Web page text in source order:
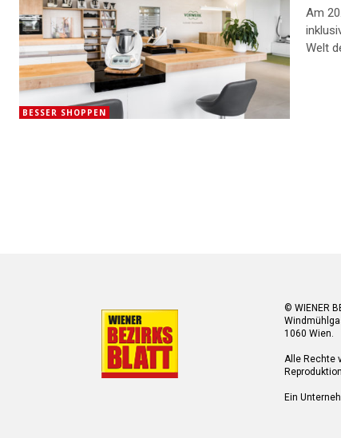
BESSER SHOPPEN
Am
Welt
© WIENER
1060 Wien.
Alle Rechte
Ein